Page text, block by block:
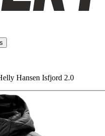
Hansen Isfjord 2.0